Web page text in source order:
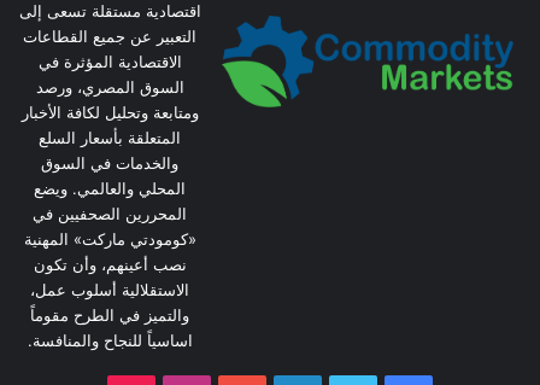
اقتصادية مستقلة تسعى إلى
التعبير عن جميع القطاعات
الاقتصادية المؤثرة في
السوق المصري، ورصد
ومتابعة وتحليل لكافة الأخبار
المتعلقة بأسعار السلع
والخدمات في السوق
المحلي والعالمي. ويضع
المحررين الصحفيين في
«كومودتي ماركت» المهنية
نصب أعينهم، وأن تكون
الاستقلالية أسلوب عمل،
والتميز في الطرح مقوماً
اساسياً للنجاح والمنافسة.